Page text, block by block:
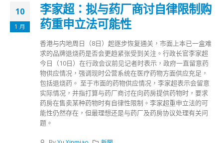
10
1 月
李家超：拟与药厂商讨自律限制购
药重申立法可能性
香港与内地周日（8日）起逐步恢复通关，市面上本已一盒难
求的品牌退烧药是否会更趋紧张受到关注。行政长官李家超
今日（10日）在行政会议前见记者时表示，政府一直留意药
物供应情况，强调现时公营系统在医疗药物方面供应充足，
包括退烧药。 至于市面的药物供应情况，李家超表示会留意
实际情况，并指打算与药厂商讨在向药房提供药物时，要求
药房在售卖某种药物时有自律性限制。李家超重申立法的可
能性仍然存在，但最理想还是与药厂及药房协议处理有关问
题。